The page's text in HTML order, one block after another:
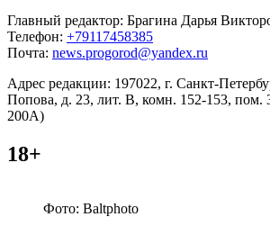
Главный редактор: Брагина Дарья
Телефон: +79117458385
Почта: news.progorod@yandex.ru
Адрес редакции: 197022, г. Санкт-
Попова, д. 23, лит. В, комн. 152-153, пом.
200А)
18+
Фото: Baltphoto